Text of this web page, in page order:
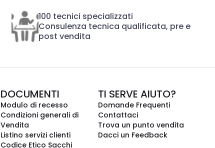
100 tecnici specializzati
Consulenza tecnica qualificata, pre e
post vendita
DOCUMENTI
Modulo di recesso
Condizioni generali di
Vendita
Listino servizi clienti
Codice Etico Sacchi
TI SERVE AIUTO?
Domande Frequenti
Contattaci
Trova un punto vendita
Dacci un Feedback